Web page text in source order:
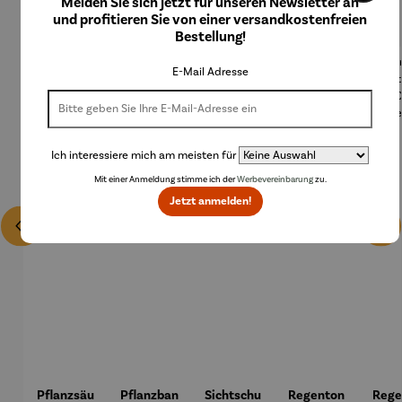
Pflanzsäu
Rabatt
Pflanzban
Sichtschu
Regenton
und profitieren Sie von einer versandkostenfreien
Bestellung!
E-Mail Adresse
Ich interessiere mich am meisten für
Mit einer Anmeldung stimme ich derWerbevereinbarungzu.
Jetzt anmelden!